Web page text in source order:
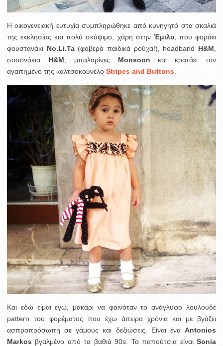
Η οικογενειακή ευτυχία συμπληρώθηκε από κυνηγητό στα σκαλιά
της εκκλησίας και πολύ σκύψιμο, χάρη στην Έμιλυ, που φοράει
φουστανάκι No.Li.Ta (φοβερά παιδικά ρούχα!), headband H&M
σοσονάκια Η&Μ , μπαλαρίνες Monsoon και κρατάει τον
αγαπημένο της καλτσοκούνελο Stripes and Buttons
Και εδώ είμαι εγώ, μακάρι να φαινόταν το ανάγλυφο λουλουδέ
pattern του φορέματος που έχω άπειρα χρόνια και με βγάζει
ασπροπρόσωπη σε γάμους και δεξιώσεις. Είναι ένα Antonios
Markos βγαλμένο από τα βαθιά 90s. Τα παπούτσια είναι Sonia